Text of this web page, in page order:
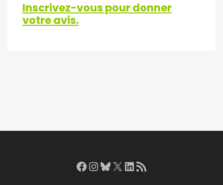
Inscrivez-vous pour donner
votre avis.
Facebook
Instagram
Bluesky
X LinkedIn
RSS Feed